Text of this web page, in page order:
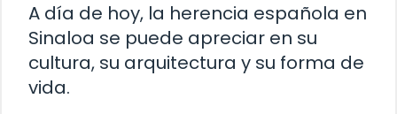
A día de hoy, la herencia española en
Sinaloa se puede apreciar en su
cultura, su arquitectura y su forma de
vida.